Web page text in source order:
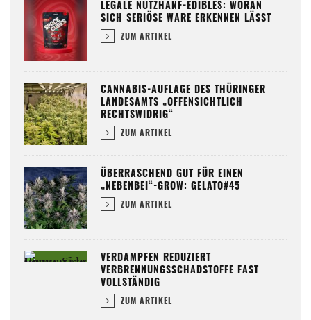
LEGALE NUTZHANF-EDIBLES: WORAN
SICH SERIÖSE WARE ERKENNEN LÄSST
ZUM ARTIKEL
CANNABIS-AUFLAGE DES THÜRINGER
LANDESAMTS „OFFENSICHTLICH
RECHTSWIDRIG“
ZUM ARTIKEL
ÜBERRASCHEND GUT FÜR EINEN
„NEBENBEI“-GROW: GELATO#45
ZUM ARTIKEL
VERDAMPFEN REDUZIERT
VERBRENNUNGSSCHADSTOFFE FAST
VOLLSTÄNDIG
ZUM ARTIKEL